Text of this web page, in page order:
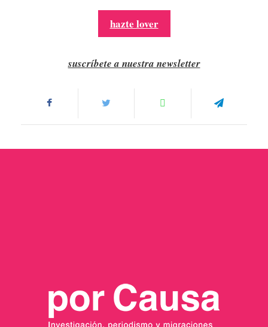
hazte lover
suscríbete a nuestra newsletter